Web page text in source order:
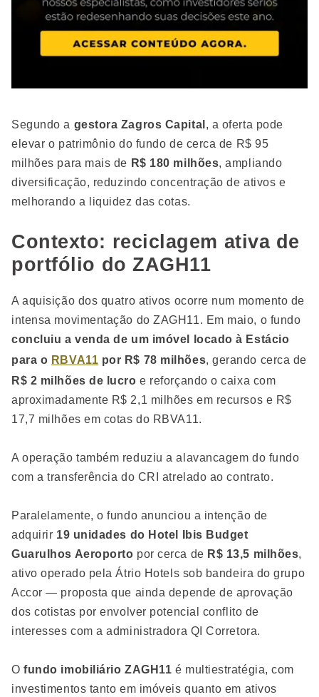
Segundo a gestora Zagros Capital , a oferta pode
elevar o patrimônio do fundo de cerca de R$ 95
milhões para mais de R$ 180 milhões, ampliando
diversificação, reduzindo concentração de ativos e
melhorando a liquidez das cotas.
Contexto: reciclagem ativa de
portfólio do ZAGH11
A aquisição dos quatro ativos ocorre num momento de
intensa movimentação do ZAGH11. Em maio, o fundo
concluiu a venda de um imóvel locado à Estácio
para o RBVA11 por R$ 78 milhões, gerando cerca de
R$ 2 milhões de lucro e reforçando o caixa com
aproximadamente R$ 2,1 milhões em recursos e R$
17,7 milhões em cotas do RBVA11.
A operação também reduziu a alavancagem do fundo
com a transferência do CRI atrelado ao contrato.
Paralelamente, o fundo anunciou a intenção de
adquirir 19 unidades do Hotel Ibis Budget
Guarulhos Aeroporto por cerca de R$ 13,5 milhões,
ativo operado pela Átrio Hotels sob bandeira do grupo
Accor — proposta que ainda depende de aprovação
dos cotistas por envolver potencial conflito de
interesses com a administradora QI Corretora.
O fundo imobiliário ZAGH11 é multiestratégia, com
investimentos tanto em imóveis quanto em ativos